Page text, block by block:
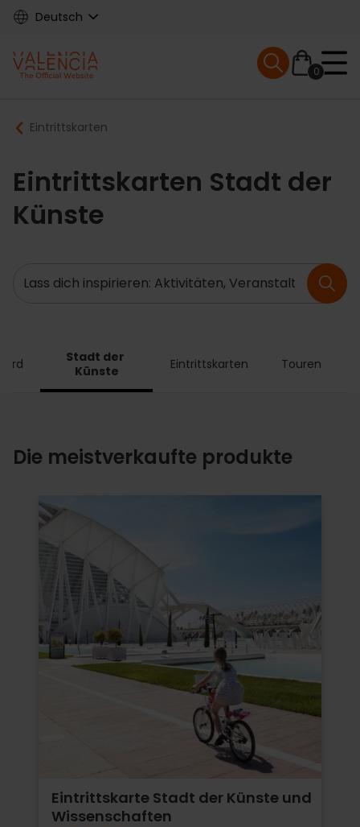
Skip
content
Deutsch
Main
navigation
0
Mobile menu
Breadcrumb
Eintrittskarten
Eintrittskarten Stadt der
Künste
Suche
Stadt der
Künste
Eintrittskarten Touren
Die meistverkaufte produkte
Eintrittskarte Stadt der Künste und
Wissenschaften